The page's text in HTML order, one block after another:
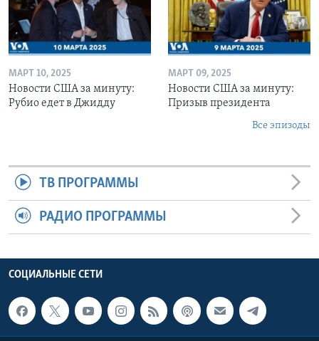
МАРТ 10, 2025
Новости США за минуту:
Рубио едет в Джидду
МАРТ 09, 2025
Новости США за минуту:
Призыв президента
Все эпизоды
ТВ ПРОГРАММЫ
РАДИО ПРОГРАММЫ
СОЦИАЛЬНЫЕ СЕТИ